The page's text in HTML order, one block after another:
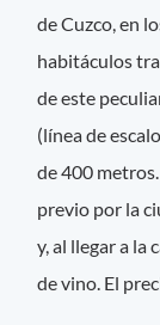
de Cuzco, en
habitáculos
de este
(línea de
de 400
previo por la
y, al llegar a la
de vino. El